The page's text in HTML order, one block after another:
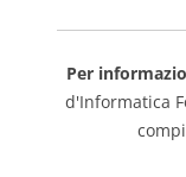
Per
d'Informatica